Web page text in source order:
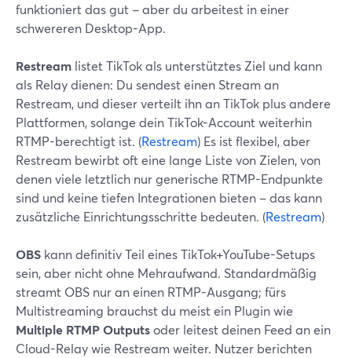
funktioniert das gut – aber du arbeitest in einer
schwereren Desktop-App.
Restream listet TikTok als unterstütztes Ziel und kann
als Relay dienen: Du sendest einen Stream an
Restream, und dieser verteilt ihn an TikTok plus andere
Plattformen, solange dein TikTok-Account weiterhin
RTMP-berechtigt ist. (Restream) Es ist flexibel, aber
Restream bewirbt oft eine lange Liste von Zielen, von
denen viele letztlich nur generische RTMP-Endpunkte
sind und keine tiefen Integrationen bieten – das kann
zusätzliche Einrichtungsschritte bedeuten. (Restream)
OBS kann definitiv Teil eines TikTok+YouTube-Setups
sein, aber nicht ohne Mehraufwand. Standardmäßig
streamt OBS nur an einen RTMP-Ausgang; fürs
Multistreaming brauchst du meist ein Plugin wie
Multiple RTMP Outputsoder leitest deinen Feed an ein
Cloud-Relay wie Restream weiter. Nutzer berichten